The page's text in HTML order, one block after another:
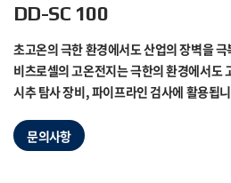
DD-SC 100
초고온의 극한 환경에서도 산업의 장벽을
비츠로셀의 고온전지는 극한의 환경에서도
시추 탐사 장비, 파이프라인 검사에 활용됩
문의사항